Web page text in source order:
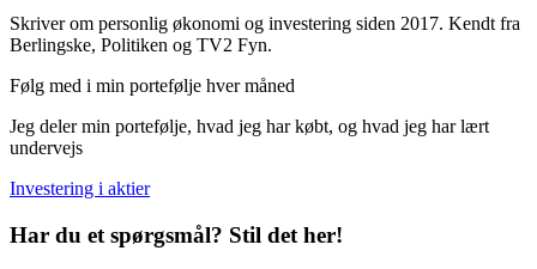
Skriver om personlig økonomi og investering siden 2017. Kendt fra
Berlingske, Politiken og TV2 Fyn.
Følg med i min portefølje hver måned
Jeg deler min portefølje, hvad jeg har købt, og hvad jeg har lært
undervejs
Investering i aktier
Har du et spørgsmål? Stil det her!